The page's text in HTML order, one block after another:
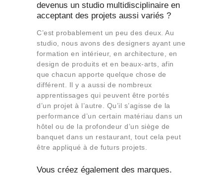
devenus un studio multidisciplinaire en
acceptant des projets aussi variés ?
C’est probablement un peu des deux. Au
studio, nous avons des designers ayant une
formation en intérieur, en architecture, en
design de produits et en beaux-arts, afin
que chacun apporte quelque chose de
différent. Il y a aussi de nombreux
apprentissages qui peuvent être portés
d’un projet à l’autre. Qu’il s’agisse de la
performance d’un certain matériau dans un
hôtel ou de la profondeur d’un siège de
banquet dans un restaurant, tout cela peut
être appliqué à de futurs projets.
Vous créez également des marques.